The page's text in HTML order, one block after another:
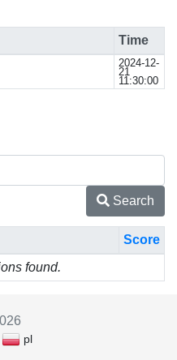
Time
2024-12-
21
11:30:00
Search
Score
found.
pl